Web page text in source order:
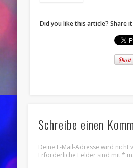
Did you like this article? Share
Schreibe einen
Deine E-Mail-Adresse wird nicht
Erforderliche Felder sind mit*